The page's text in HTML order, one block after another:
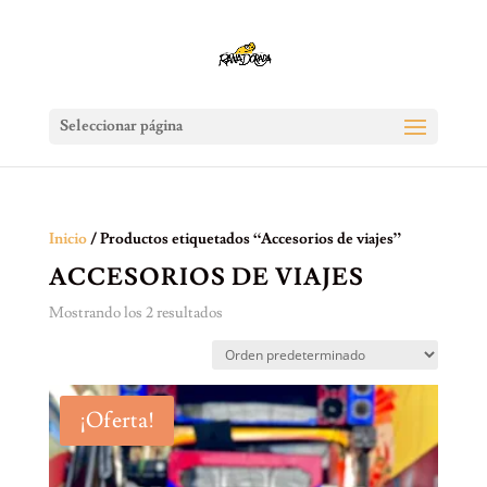
Seleccionar página
Inicio/ Productos etiquetados “Accesorios de viajes”
ACCESORIOS DE VIAJES
Mostrando los 2 resultados
¡Oferta!